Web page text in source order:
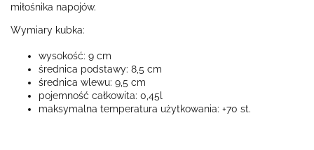
miłośnika napojów.
Wymiary kubka:
wysokość: 9 cm
średnica podstawy: 8,5 cm
średnica wlewu: 9,5 cm
pojemność całkowita: 0,45l
maksymalna temperatura użytkowania: +70 st.